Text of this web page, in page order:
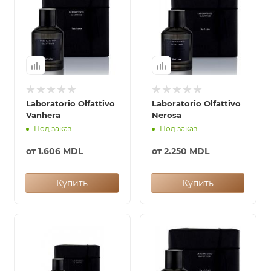
Laboratorio Olfattivo
Vanhera
Под заказ
от1.606 MDL
Купить
Laboratorio Olfattivo
Nerosa
Под заказ
от2.250 MDL
Купить